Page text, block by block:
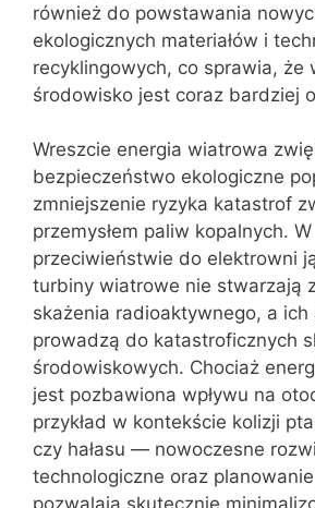
również do powstawania
ekologicznych materiałów i
recyklingowych, co sprawia, że
środowisko jest coraz bardziej
Wreszcie energia wiatrowa
bezpieczeństwo ekologiczne
zmniejszenie ryzyka katastrof
przemysłem paliw kopalnych. W
przeciwieństwie do elektrowni
turbiny wiatrowe nie stwarzają
skażenia radioaktywnego, a ich
prowadzą do katastroficznych
środowiskowych. Chociaż
jest pozbawiona wpływu na
przykład w kontekście kolizji
czy hałasu — nowoczesne
technologiczne oraz